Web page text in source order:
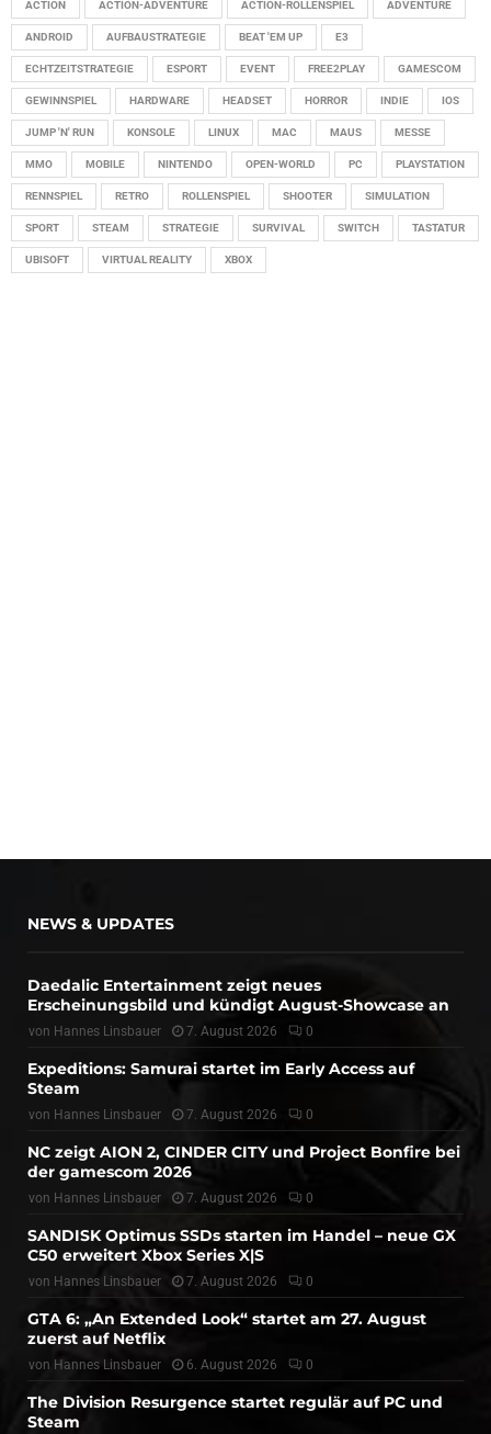
ACTION ACTION-ADVENTURE ACTION-ROLLENSPIEL ADVENTURE
ANDROID AUFBAUSTRATEGIE BEAT 'EM UP E3
ECHTZEITSTRATEGIE ESPORT EVENT FREE2PLAY GAMESCOM
GEWINNSPIEL HARDWARE HEADSET HORROR INDIE IOS
JUMP 'N' RUN KONSOLE LINUX MAC MAUS MESSE
MMO MOBILE NINTENDO OPEN-WORLD PC PLAYSTATION
RENNSPIEL RETRO ROLLENSPIEL SHOOTER SIMULATION
SPORT STEAM STRATEGIE SURVIVAL SWITCH TASTATUR
UBISOFT VIRTUAL REALITY XBOX
NEWS & UPDATES
Daedalic Entertainment zeigt neues
Erscheinungsbild und kündigt August-Showcase an
von Hannes Linsbauer 7. August 2026 0
Expeditions: Samurai startet im Early Access auf
Steam
von Hannes Linsbauer 7. August 2026 0
NC zeigt AION 2, CINDER CITY und Project Bonfire bei
der gamescom 2026
von Hannes Linsbauer 7. August 2026 0
SANDISK Optimus SSDs starten im Handel – neue GX
C50 erweitert Xbox Series X|S
von Hannes Linsbauer 7. August 2026 0
GTA 6: „An Extended Look“ startet am 27. August
zuerst auf Netflix
von Hannes Linsbauer 6. August 2026 0
The Division Resurgence startet regulär auf PC und
Steam